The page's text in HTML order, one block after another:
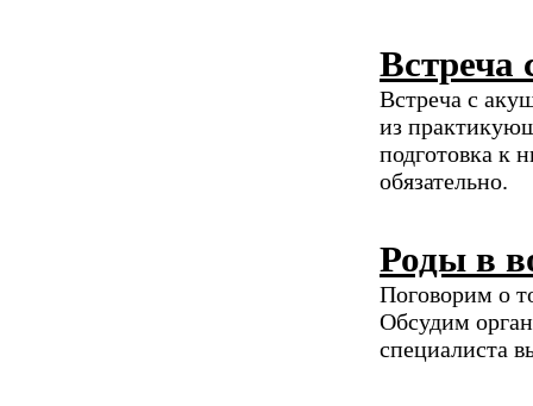
Встреча
Встреча с
из
подготовка к
обязательно.
Роды в
Поговорим о
Обсудим
специалиста